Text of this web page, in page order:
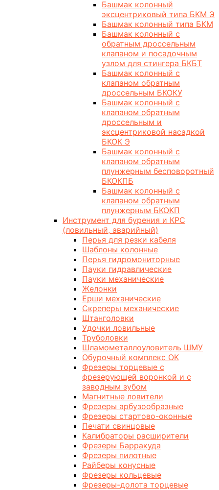
Башмак колонный
эксцентриковый типа БКМ Э
Башмак колонный типа БКМ
Башмак колонный с
обратным дроссельным
клапаном и посадочным
узлом для стингера БКБТ
Башмак колонный с
клапаном обратным
дроссельным БКОКУ
Башмак колонный с
клапаном обратным
дроссельным и
эксцентриковой насадкой
БКОК Э
Башмак колонный с
клапаном обратным
плунжерным бесповоротный
БКОКПБ
Башмак колонный с
клапаном обратным
плунжерным БКОКП
Инструмент для бурения и КРС
(ловильный, аварийный)
Перья для резки кабеля
Шаблоны колонные
Перья гидромониторные
Пауки гидравлические
Пауки механические
Желонки
Ерши механические
Скреперы механические
Штанголовки
Удочки ловильные
Труболовки
Шламометаллоуловитель ШМУ
Обурочный комплекс ОК
Фрезеры торцевые с
фрезерующей воронкой и с
заводным зубом
Магнитные ловители
Фрезеры арбузообразные
Фрезеры стартово-оконные
Печати свинцовые
Калибраторы расширители
Фрезеры Барракуда
Фрезеры пилотные
Райберы конусные
Фрезеры кольцевые
Фрезеры-долота торцевые